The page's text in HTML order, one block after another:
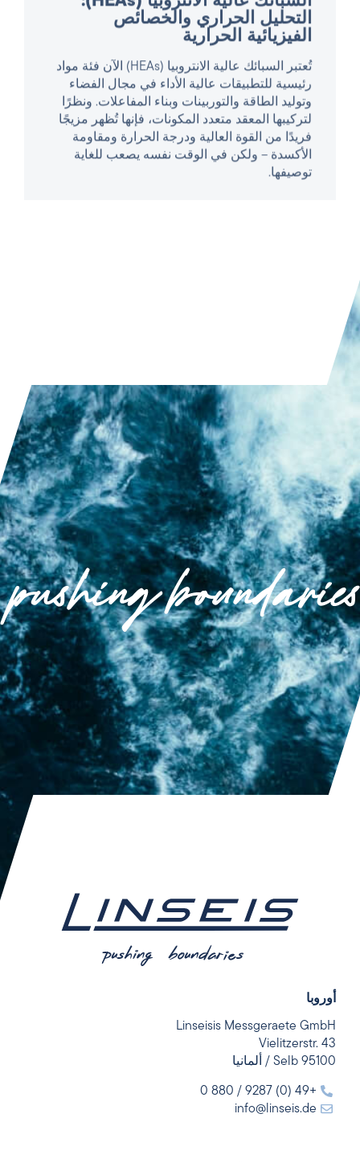
وتوليد الطاقة والتوربينات وبناء المفاعلات. ونظرًا
لتركيبها المعقد متعدد المكونات، فإنها تُظهر مزيجًا
فريدًا من القوة العالية ودرجة الحرارة ومقاومة
الأكسدة – ولكن في الوقت نفسه يصعب للغاية
توصيفها.
أوروبا
Linseisis Messgeraete GmbH
Vielitzerstr. 43
95100 Selb / ألمانيا
+49 (0) 9287 / 880 0
info@linseis.de